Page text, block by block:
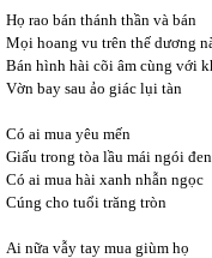
Họ rao bán thánh thần và bán
Mọi hoang vu trên thế dương
Bán hình hài cõi âm cùng với
Vờn bay sau ảo giác lụi tàn
Có ai mua yêu mến
Giấu trong tòa lầu mái ngói đen
Có ai mua hài xanh nhẫn ngọc
Cúng cho tuổi trăng tròn
Ai nữa vẫy tay mua giùm họ